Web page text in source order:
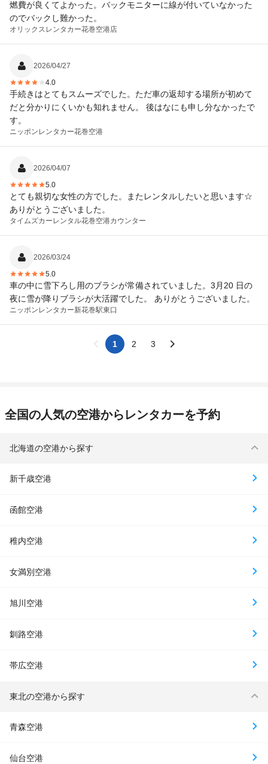
燃費が良くてよかった。バックモニターに線が付いていなかった
のでバックし難かった。
オリックスレンタカー花巻空港店
2026/04/27
4.0
手続きはとてもスムーズでした。ただ車の返却する場所が初めて
だと分かりにくいかも知れません。 後はなにも申し分なかったで
す。
ニッポンレンタカー花巻空港
2026/04/07
5.0
とても親切な女性の方でした。またレンタルしたいと思います☆
ありがとうございました。
タイムズカーレンタル花巻空港カウンター
2026/03/24
5.0
車の中に雪下ろし用のブラシが常備されていました。3月20 日の
夜に雪が降りブラシが大活躍でした。 ありがとうございました。
ニッポンレンタカー新花巻駅東口
1 2 3
全国の人気の空港からレンタカーを予約
北海道の空港から探す
新千歳空港
函館空港
稚内空港
女満別空港
旭川空港
釧路空港
帯広空港
東北の空港から探す
青森空港
仙台空港